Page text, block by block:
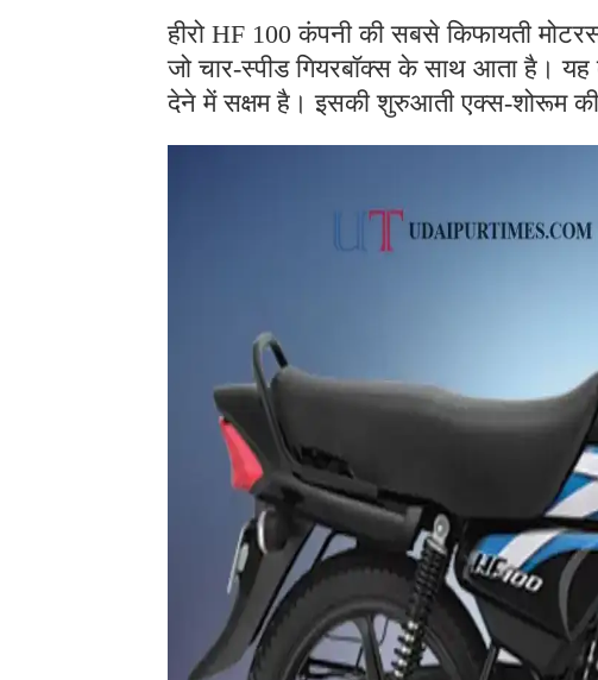
हीरो HF 100 कंपनी की सबसे किफायती
जो चार-स्पीड गियरबॉक्स के साथ आता है।
देने में सक्षम है। इसकी शुरुआती एक्स-शोरूम